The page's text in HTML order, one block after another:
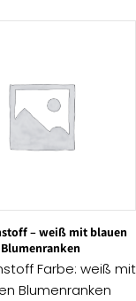
– weiß mit blauen
Blumenranken
Farbe: weiß mit
Blumenranken